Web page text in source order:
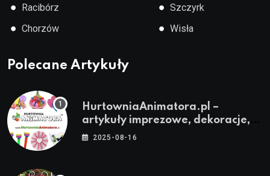
● Racibórz
● Chorzów
● Szczyrk
● Wisła
Polecane Artykuły
HurtowniaAnimatora.pl –
artykuły imprezowe, dekoracje,
stroje i akcesoria dla animatorów
2025-08-16